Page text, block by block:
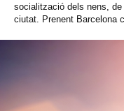
socialització dels nens,
ciutat. Prenent Barcelona